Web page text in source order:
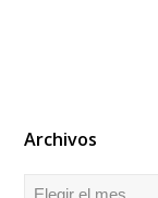
Archivos
Archivos